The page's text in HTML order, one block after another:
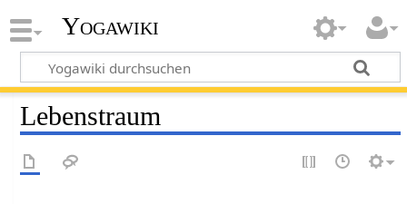
Yogawiki
Lebenstraum